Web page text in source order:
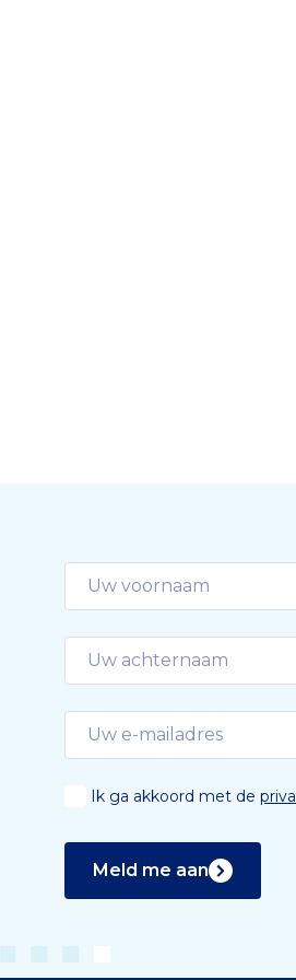
Ik ga akkoord met de
Meld me aan